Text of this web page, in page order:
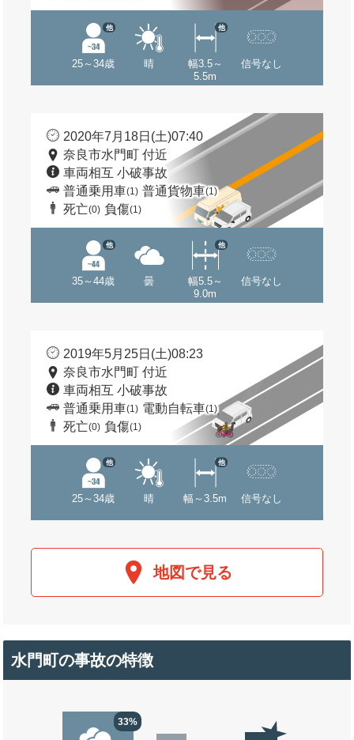
25～34歳
他
晴
幅3.5～
5.5m
他
信号なし
2020年7月18日(土)07:40
奈良市水門町 付近
車両相互 小破事故
普通乗用車(1) 普通貨物車(1)
死亡(0) 負傷(1)
35～44歳
他
曇
幅5.5～
9.0m
他
信号なし
2019年5月25日(土)08:23
奈良市水門町 付近
車両相互 小破事故
普通乗用車(1) 電動自転車(1)
死亡(0) 負傷(1)
25～34歳
他
晴 幅～3.5m
他
信号なし
地図で見る
水門町の事故の特徴
33%